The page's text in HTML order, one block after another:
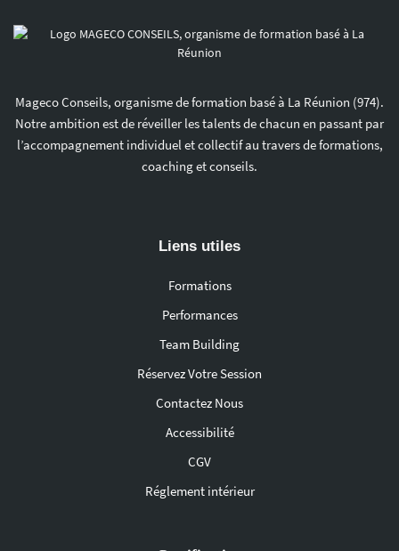
Mageco Conseils, organisme de formation basé à La Réunion (974).
Notre ambition est de réveiller les talents de chacun en passant par
l’accompagnement individuel et collectif au travers de formations,
coaching et conseils.
Liens utiles
Formations
Performances
Team Building
Réservez Votre Session
Contactez Nous
Accessibilité
CGV
Réglement intérieur